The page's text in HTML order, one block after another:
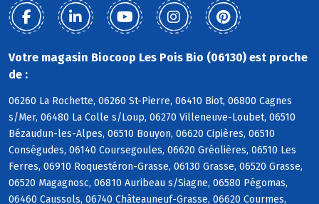
Votre magasin Biocoop Les Pois Bio (06130) est proche
de :
06260 La Rochette, 06260 St-Pierre, 06410 Biot, 06800 Cagnes
s/Mer, 06480 La Colle s/Loup, 06270 Villeneuve-Loubet, 06510
Bézaudun-les-Alpes, 06510 Bouyon, 06620 Cipières, 06510
Conségudes, 06140 Coursegoules, 06620 Gréolières, 06510 Les
Ferres, 06910 Roquestéron-Grasse, 06130 Grasse, 06520 Grasse,
06520 Magagnosc, 06810 Auribeau s/Siagne, 06580 Pégomas,
06460 Caussols, 06740 Châteauneuf-Grasse, 06620 Courmes,